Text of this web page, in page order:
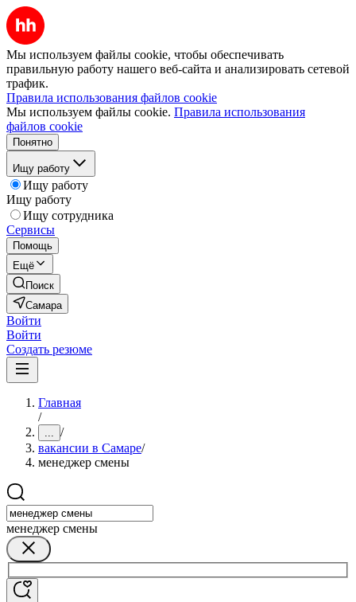
Мы используем файлы cookie, чтобы обеспечивать
правильную работу нашего веб-сайта и анализировать сетевой
трафик.
Правила использования файлов cookie
Мы используем файлы cookie. Правила использования
файлов cookie
Понятно
Ищу работу
Ищу работу
Ищу работу
Ищу сотрудника
Сервисы
Помощь
Ещё
Поиск
Самара
Войти
Войти
Создать резюме
Главная
/
... /
вакансии в Самаре/
менеджер смены
менеджер смены